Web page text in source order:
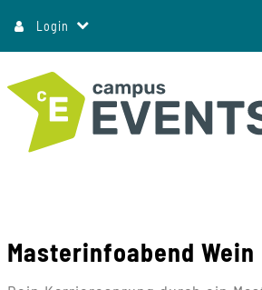
zum
Inhalt
Login
Masterinfoabend Wein